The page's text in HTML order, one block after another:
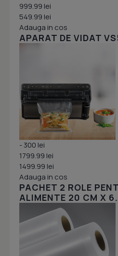
999.99 lei
549.99 lei
Adauga in cos
APARAT DE VIDAT
- 300 lei
1799.99 lei
1499.99 lei
Adauga in cos
PACHET 2 ROLE
ALIMENTE 20 CM X